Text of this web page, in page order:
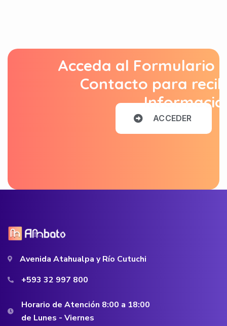
Acceda al Formulario
Contacto para
ACCEDER
Avenida Atahualpa y Río Cutuchi
+593 32 997 800
Horario de Atención 8:00 a 18:00
de Lunes - Viernes